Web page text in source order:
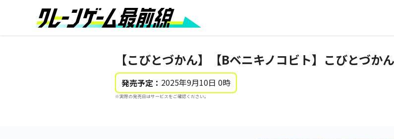
【こびとづかん】【Bベニキノコビト】こびとづか
発売予定： 2025年9月10日 0時
※実際の発売日はサービスをご確認ください。